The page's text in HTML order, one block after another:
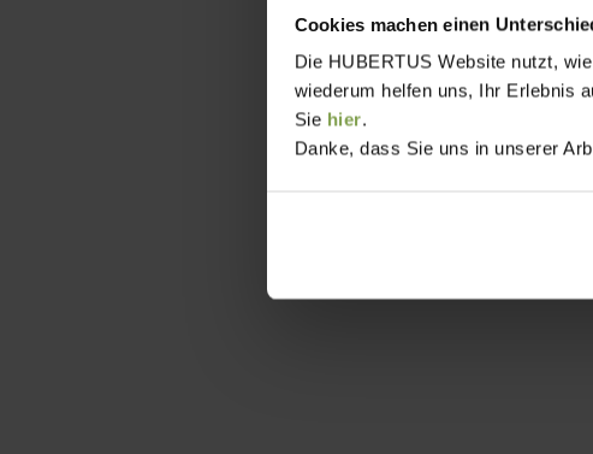
Cookies machen einen
Die HUBERTUS Website nutzt,
wiederum helfen uns, Ihr Erlebnis
Sie hier.
Danke, dass Sie uns in unserer